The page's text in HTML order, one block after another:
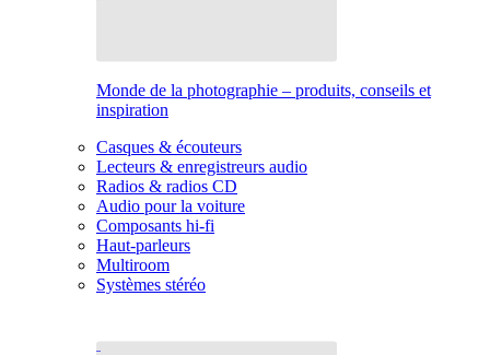
Monde de la photographie – produits, conseils et
inspiration
Casques & écouteurs
Lecteurs & enregistreurs audio
Radios & radios CD
Audio pour la voiture
Composants hi-fi
Haut-parleurs
Multiroom
Systèmes stéréo